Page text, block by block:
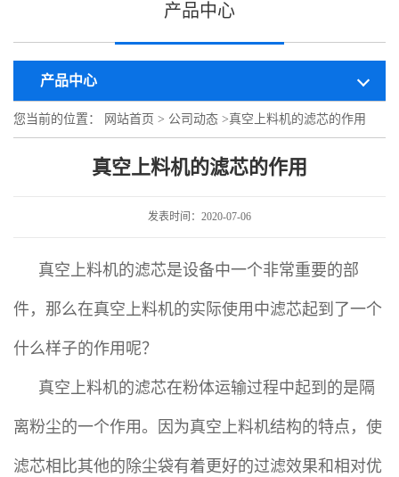
产品中心
产品中心
您当前的位置： 网站首页 > 公司动态 >真空上料机的滤芯的作用
真空上料机的滤芯的作用
发表时间：2020-07-06
真空上料机的滤芯是设备中一个非常重要的部
件，那么在真空上料机的实际使用中滤芯起到了一个
什么样子的作用呢？
真空上料机的滤芯在粉体运输过程中起到的是隔
离粉尘的一个作用。因为真空上料机结构的特点，使
滤芯相比其他的除尘袋有着更好的过滤效果和相对优